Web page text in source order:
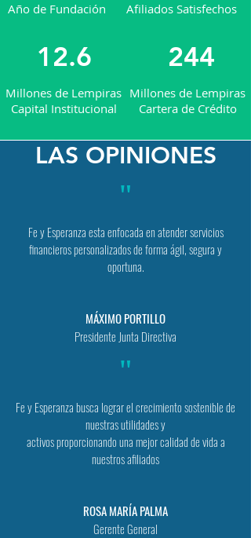
Año de Fundación Afiliados Satisfechos
12.6 244
Millones de Lempiras
Capital Institucional
Millones de Lempiras
Cartera de Crédito
LAS OPINIONES
"
Fe y Esperanza esta enfocada en atender servicios
financieros personalizados de forma ágil, segura y
oportuna.
MÁXIMO PORTILLO
Presidente Junta Directiva
"
Fe y Esperanza busca lograr el crecimiento sostenible de
nuestras utilidades y
activos proporcionando una mejor calidad de vida a
nuestros afiliados
ROSA MARÍA PALMA
Gerente General